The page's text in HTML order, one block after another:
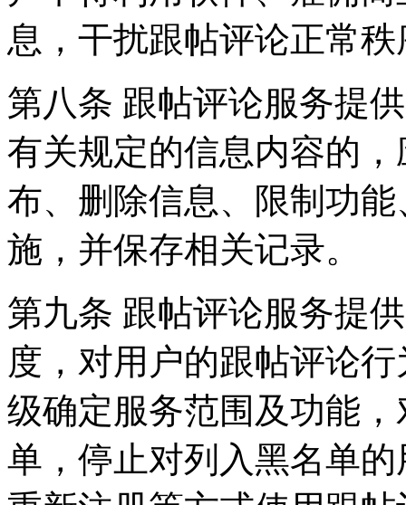
息，干扰跟帖评论正常
第八条 跟帖评论服务提
有关规定的信息内容的
布、删除信息、限制功
施，并保存相关记录。
第九条 跟帖评论服务提
度，对用户的跟帖评论
级确定服务范围及功能
单，停止对列入黑名单